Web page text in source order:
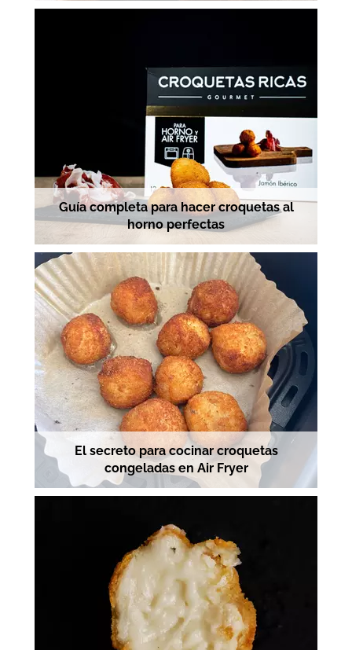
Guía completa para hacer croquetas al
horno perfectas
El secreto para cocinar croquetas
congeladas en Air Fryer